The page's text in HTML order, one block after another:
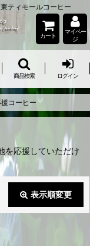
ティモールコーヒー
カート
マイペー
ジ
商品検索 ログイン
コーヒー
を応援していただけ
表示順変更